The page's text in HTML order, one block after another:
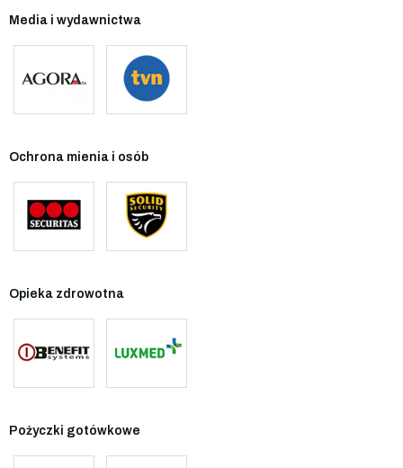
Media i wydawnictwa
Ochrona mienia i osób
Opieka zdrowotna
Pożyczki gotówkowe